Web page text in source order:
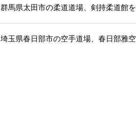
群馬県太田市の柔道道場、剣持柔道館を
埼玉県春日部市の空手道場、春日部雅